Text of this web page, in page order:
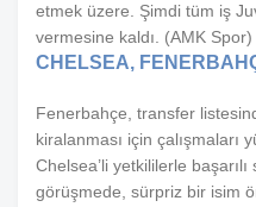
etmek üzere. Şimdi tüm iş
vermesine kaldı. (AMK Spor)
CHELSEA,
Fenerbahçe, transfer
kiralanması için çalışmaları
Chelsea’li yetkililerle başarılı
görüşmede, sürpriz bir isim